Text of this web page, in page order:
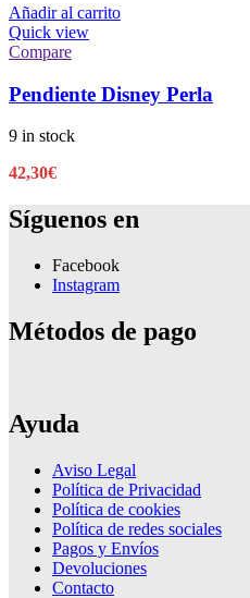
Añadir al carrito
Quick view
Compare
Pendiente Disney Perla
9 in stock
42,30€
Síguenos en
Facebook
Instagram
Métodos de pago
Ayuda
Aviso Legal
Política de Privacidad
Política de cookies
Política de redes sociales
Pagos y Envíos
Devoluciones
Contacto